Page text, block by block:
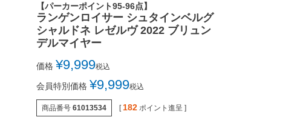
【パーカーポイント95-96点】
ランゲンロイサー シュタインベルグ
シャルドネ レゼルヴ 2022 ブリュン
デルマイヤー
価格 ¥9,999税込
会員特別価格 ¥9,999税込
商品番号 61013534 [ 182 ポイント進呈 ]